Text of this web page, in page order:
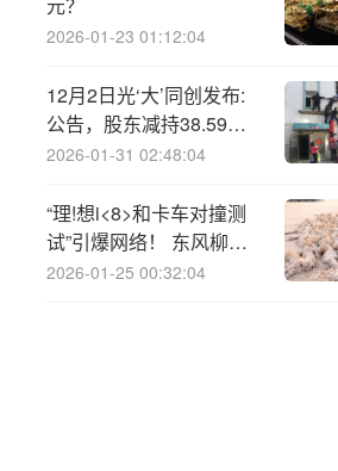
元？
2026-01-23 01:12:04
12月2日光‘大’同创发布:
公告，股东减持38.59万
股
2026-01-31 02:48:04
“理!想i<8>和卡车对撞测
试”引爆网络！ 东风柳
汽：已构成严重侵权！
2026-01-25 00:32:04